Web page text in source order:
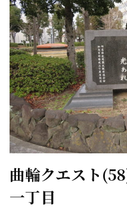
曲輪クエスト
一丁目